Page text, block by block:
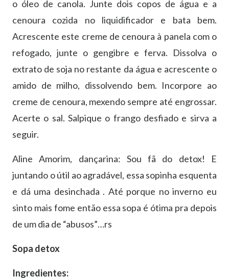
o óleo de canola. Junte dois copos de água e a
cenoura cozida no liquidificador e bata bem.
Acrescente este creme de cenoura à panela com o
refogado, junte o gengibre e ferva. Dissolva o
extrato de soja no restante da água e acrescente o
amido de milho, dissolvendo bem. Incorpore ao
creme de cenoura, mexendo sempre até engrossar.
Acerte o sal. Salpique o frango desfiado e sirva a
seguir.
Aline Amorim, dançarina: Sou fã do detox! E
juntando o útil ao agradável, essa sopinha esquenta
e dá uma desinchada . Até porque no inverno eu
sinto mais fome então essa sopa é ótima pra depois
de um dia de “abusos”…rs
Sopa detox
Ingredientes: